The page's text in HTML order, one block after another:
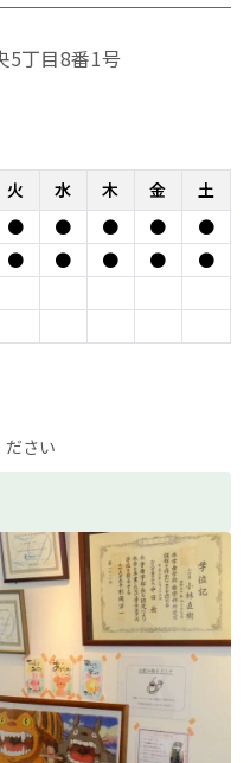
5丁目8番1号
火 水 木 金
土
● ● ● ●
●
● ● ● ●
●
さい